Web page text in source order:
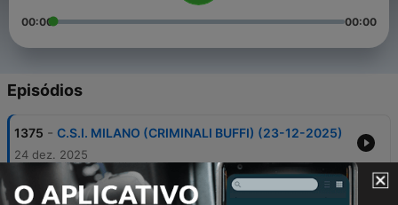
00:00 00:00
Episódios
1375 - C.S.I. MILANO (CRIMINALI BUFFI) (23-12-2025)
24 dez. 2025
1374 - C.S.I. MILANO (CARIL) (16-12-2025)